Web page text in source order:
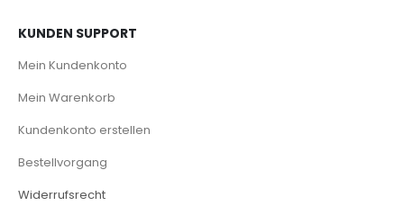
KUNDEN SUPPORT
Mein Kundenkonto
Mein Warenkorb
Kundenkonto erstellen
Bestellvorgang
Widerrufsrecht